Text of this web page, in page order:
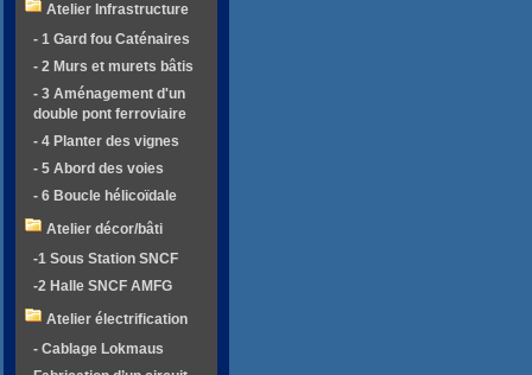
Atelier Infrastructure
- 1 Gard fou Caténaires
- 2 Murs et murets bâtis
- 3 Aménagement d'un
double pont ferroviaire
- 4 Planter des vignes
- 5 Abord des voies
- 6 Boucle hélicoïdale
Atelier décor/bâti
-1 Sous Station SNCF
-2 Halle SNCF AMFG
Atelier électrification
- Cablage Lokmaus